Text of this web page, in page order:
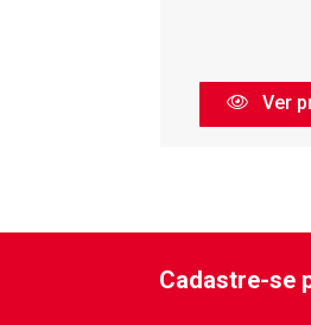
Ver
Cadastre-se